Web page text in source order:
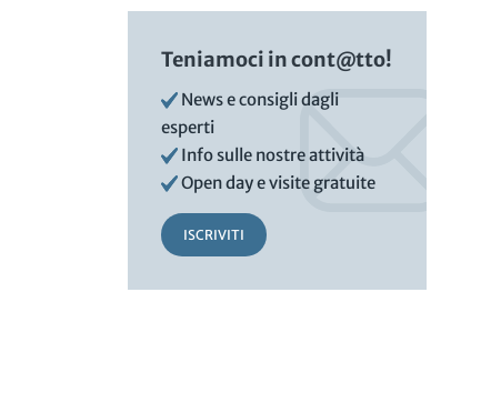
Teniamoci in cont@tto!
News e consigli dagli
esperti
Info sulle nostre attività
Open day e visite gratuite
ISCRIVITI